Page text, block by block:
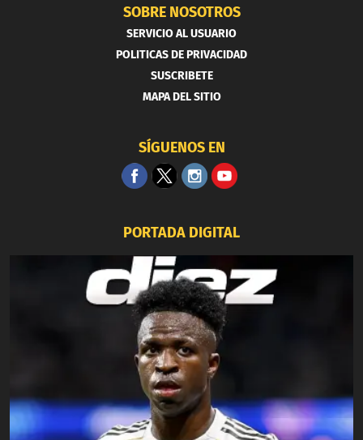
SOBRE NOSOTROS
SERVICIO AL USUARIO
POLITICAS DE PRIVACIDAD
SUSCRIBETE
MAPA DEL SITIO
SÍGUENOS EN
PORTADA DIGITAL